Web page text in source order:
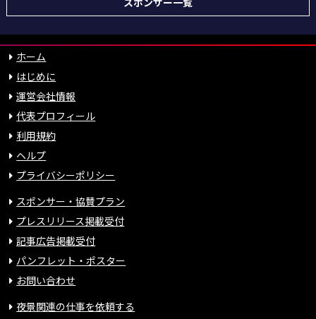
スポンサー一覧
ホーム
はじめに
運営会社情報
代表プロフィール
利用規約
ヘルプ
プライバシーポリシー
スポンサー・協賛プラン
プレスリリース掲載受付
記事広告掲載受付
パンフレット・ポスター
お問い合わせ
夜景関連の仕事を依頼する